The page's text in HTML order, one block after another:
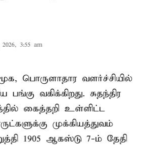
3:55 am
பொருளாதார வளர்ச்சியில்
பங்கு வகிக்கிறது. சுதந்திர
கைத்தறி உள்ளிட்ட
முக்கியத்துவம்
1905 ஆகஸ்டு 7-ம் தேதி